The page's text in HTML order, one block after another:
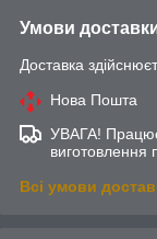
Умови
Доставка
Нова Пошта
УВАГА!
виготовлення
Всі умови